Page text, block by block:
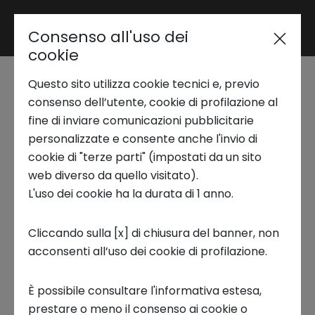
Area riservata
Trend Analysis
Applied Research
Startup Development
Business Transformation
Ecosystem enabling
PLAY - Festival del
gioco
18 MAGGIO 2023
Consenso all'uso dei
cookie
Questo sito utilizza cookie tecnici e, previo
consenso dell’utente, cookie di profilazione al
fine di inviare comunicazioni pubblicitarie
personalizzate e consente anche l'invio di
cookie di "terze parti" (impostati da un sito
web diverso da quello visitato).
L'uso dei cookie ha la durata di 1 anno.
Cliccando sulla [x] di chiusura del banner, non
acconsenti all’uso dei cookie di profilazione.
È possibile consultare l'informativa estesa,
prestare o meno il consenso ai cookie o